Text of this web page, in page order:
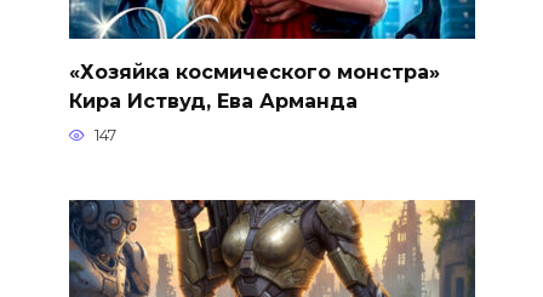
«Хозяйка космического монстра»
Кира Иствуд, Ева Арманда
147